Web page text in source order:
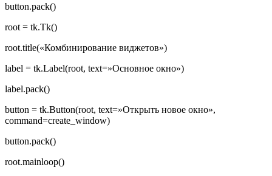
button.pack()
root = tk.Tk()
root.title(«Комбинирование виджетов»)
label = tk.Label(root, text=»Основное окно»)
label.pack()
button = tk.Button(root, text=»Открыть новое окно»,
command=create_window)
button.pack()
root.mainloop()